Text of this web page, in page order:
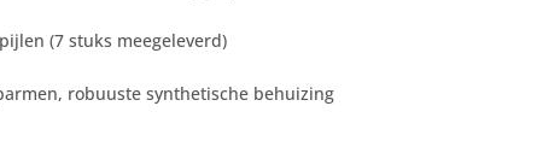
(7 stuks meegeleverd)
robuuste synthetische behuizing